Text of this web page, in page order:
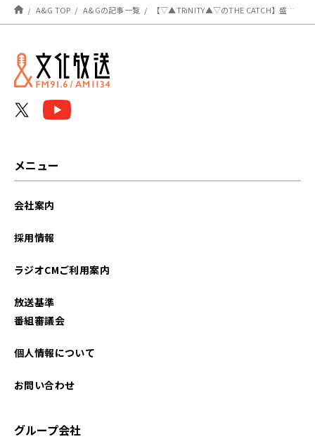
A&G TOP A&Gの記事一覧 【▽▲TRiNITY▲▽のTHE CATCH】盛った話とオシャレなオムレツ
メニュー
会社案内
採用情報
ラジオCMご利用案内
放送基準
番組審議会
個人情報について
お問い合わせ
グループ会社